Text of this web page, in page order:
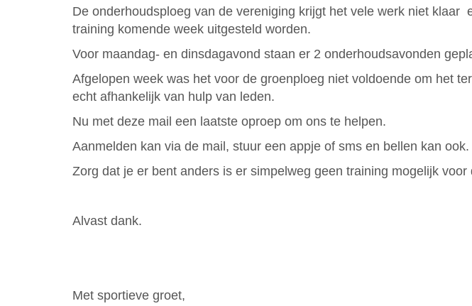
De onderhoudsploeg van de vereniging krijgt het vele werk niet klaar
training komende week uitgesteld worden.
Voor maandag- en dinsdagavond staan er 2 onderhoudsavonden
Afgelopen week was het voor de groenploeg niet voldoende om het
echt afhankelijk van hulp van leden.
Nu met deze mail een laatste oproep om ons te helpen.
Aanmelden kan via de mail, stuur een appje of sms en bellen kan ook.
Zorg dat je er bent anders is er simpelweg geen training mogelijk voor
Alvast dank.
Met sportieve groet,